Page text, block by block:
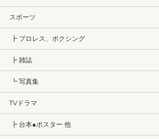
スポーツ
┣ プロレス、ボクシング
┣ 雑誌
┗ 写真集
TVドラマ
┣ 台本●ポスター 他